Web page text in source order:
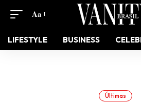
Aa
LIFESTYLE BUSINESS
Últimas